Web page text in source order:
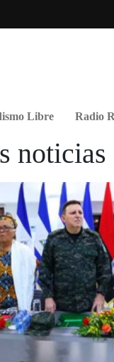
Libre Radio
noticias